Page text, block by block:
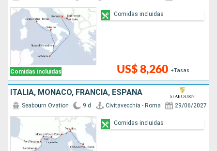
Comidas incluidas US$ 8,260 +Tasas
Comidas incluidas
ITALIA, MONACO, FRANCIA, ESPAÑA
Seabourn Ovation 9 d Civitavecchia - Roma 29/06/2027
Comidas incluidas